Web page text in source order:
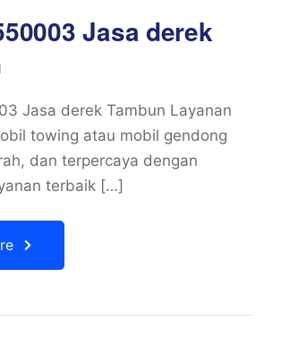
Jasa derek
Jasa derek Tambun Layanan
towing atau mobil gendong
dan terpercaya dengan
terbaik […]